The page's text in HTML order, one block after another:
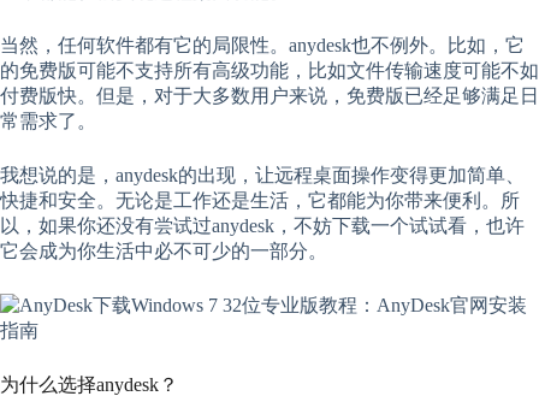
当然，任何软件都有它的局限性。anydesk也不例外。比如，它
的免费版可能不支持所有高级功能，比如文件传输速度可能不如
付费版快。但是，对于大多数用户来说，免费版已经足够满足日
常需求了。
我想说的是，anydesk的出现，让远程桌面操作变得更加简单、
快捷和安全。无论是工作还是生活，它都能为你带来便利。所
以，如果你还没有尝试过anydesk，不妨下载一个试试看，也许
它会成为你生活中必不可少的一部分。
为什么选择anydesk？